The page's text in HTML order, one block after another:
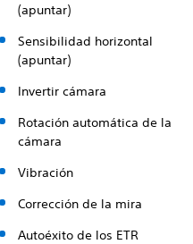
(apuntar)
Sensibilidad horizontal
(apuntar)
Invertir cámara
Rotación automática de la
cámara
Vibración
Corrección de la mira
Autoéxito de los ETR